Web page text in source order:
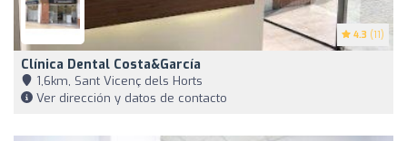
4.3 (11)
Clínica Dental Costa&García
1,6km, Sant Vicenç dels Horts
Ver dirección y datos de contacto